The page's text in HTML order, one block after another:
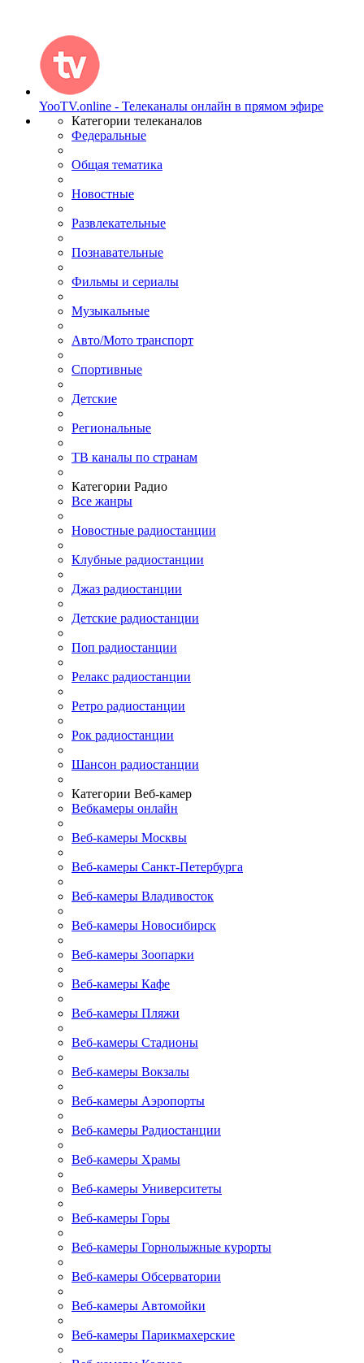
YooTV.online - Телеканалы онлайн в прямом эфире
Категории телеканалов
Федеральные
Общая тематика
Новостные
Развлекательные
Познавательные
Фильмы и сериалы
Музыкальные
Авто/Мото транспорт
Спортивные
Детские
Региональные
ТВ каналы по странам
Категории Радио
Все жанры
Новостные радиостанции
Клубные радиостанции
Джаз радиостанции
Детские радиостанции
Поп радиостанции
Релакс радиостанции
Ретро радиостанции
Рок радиостанции
Шансон радиостанции
Категории Веб-камер
Вебкамеры онлайн
Веб-камеры Москвы
Веб-камеры Санкт-Петербурга
Веб-камеры Владивосток
Веб-камеры Новосибирск
Веб-камеры Зоопарки
Веб-камеры Кафе
Веб-камеры Пляжи
Веб-камеры Стадионы
Веб-камеры Вокзалы
Веб-камеры Аэропорты
Веб-камеры Радиостанции
Веб-камеры Храмы
Веб-камеры Университеты
Веб-камеры Горы
Веб-камеры Горнолыжные курорты
Веб-камеры Обсерватории
Веб-камеры Автомойки
Веб-камеры Парикмахерские